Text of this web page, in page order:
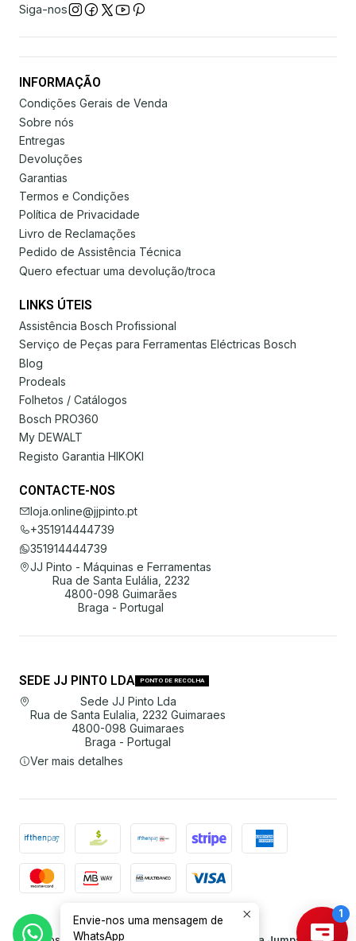
Siga-nos
INFORMAÇÃO
Condições Gerais de Venda
Sobre nós
Entregas
Devoluções
Garantias
Termos e Condições
Política de Privacidade
Livro de Reclamações
Pedido de Assistência Técnica
Quero efectuar uma devolução/troca
LINKS ÚTEIS
Assistência Bosch Profissional
Serviço de Peças para Ferramentas Eléctricas Bosch
Blog
Prodeals
Folhetos / Catálogos
Bosch PRO360
My DEWALT
Registo Garantia HIKOKI
CONTACTE-NOS
loja.online@jjpinto.pt
+351914444739
351914444739
JJ Pinto - Máquinas e Ferramentas
Rua de Santa Eulália, 2232
4800-098 Guimarães
Braga - Portugal
SEDE JJ PINTO LDA PONTO DE RECOLHA
Sede JJ Pinto Lda
Rua de Santa Eulalia, 2232 Guimaraes
4800-098 Guimaraes
Braga - Portugal
Ver mais detalhes
2026 JJ Pinto Lda.
Envie-nos uma mensagem de
WhatsApp